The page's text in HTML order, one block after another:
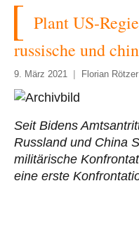
Plant US-
russische und
9. März 2021 Florian Rötzer
Seit Bidens
Russland und China
militärische
eine erste